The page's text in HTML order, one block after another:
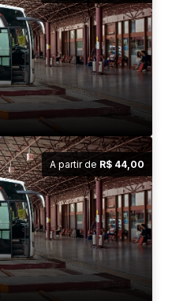
A partir de R$ 44,00